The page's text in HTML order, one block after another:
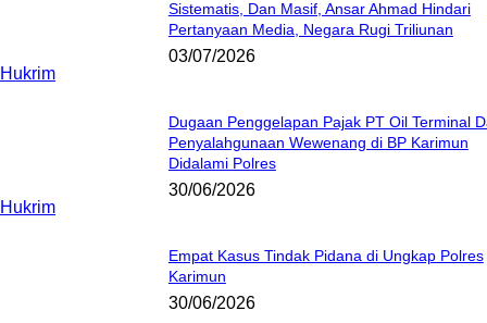
Hukrim
Sistematis, Dan Masif, Ansar Ahmad Hindari
Pertanyaan Media, Negara Rugi Triliunan
03/07/2026
Hukrim
Dugaan Penggelapan Pajak PT Oil Terminal
Penyalahgunaan Wewenang di BP Karimun
Didalami Polres
30/06/2026
Empat Kasus Tindak Pidana di Ungkap Polres
Karimun
30/06/2026